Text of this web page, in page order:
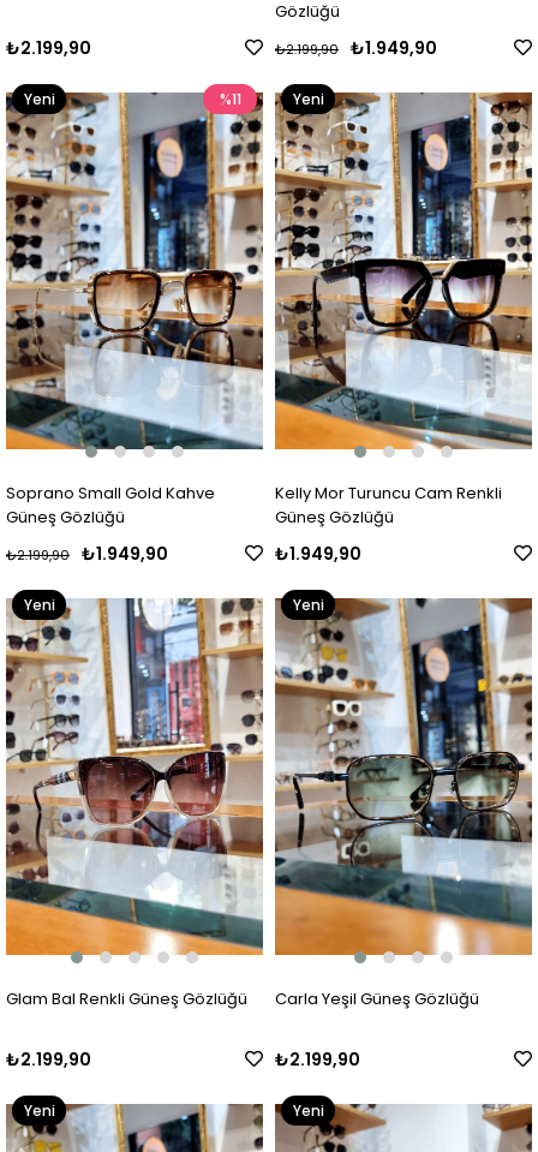
₺2.199,90
Gözlüğü
₺1.949,90
₺2.199,90
Soprano Small Gold Kahve
Güneş Gözlüğü
₺1.949,90
₺2.199,90
%11
Yeni
Ürün
Kelly Mor Turuncu Cam Renkli
Güneş Gözlüğü
₺1.949,90
Yeni
Ürün
Glam Bal Renkli Güneş Gözlüğü
₺2.199,90
Yeni
Ürün
Carla Yeşil Güneş Gözlüğü
₺2.199,90
Yeni
Ürün
Yeni
Ürün
Yeni
Ürün